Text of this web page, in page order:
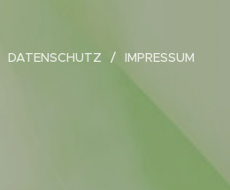
DATENSCHUTZ IMPRESSUM